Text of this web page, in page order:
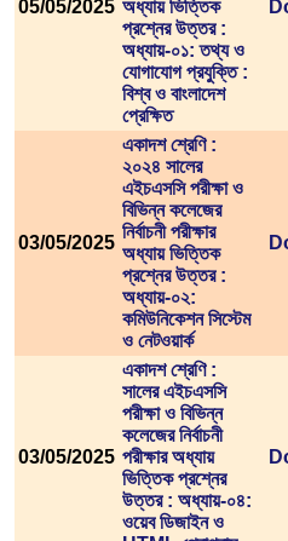
05/05/2025 অধ্যায় ভিত্তিক
প্রশ্নের উত্তর :
অধ্যায়-০১: তথ্য ও
যোগাযোগ প্রযুক্তি :
বিশ্ব ও বাংলাদেশ
প্রেক্ষিত
03/05/2025
একাদশ শ্রেণি :
২০২৪ সালের
এইচএসসি পরীক্ষা ও
বিভিন্ন কলেজের
নির্বাচনী পরীক্ষার
অধ্যায় ভিত্তিক
প্রশ্নের উত্তর :
অধ্যায়-০২:
কমিউনিকেশন সিস্টেম
ও নেটওয়ার্ক
03/05/2025
একাদশ শ্রেণি :
সালের এইচএসসি
পরীক্ষা ও বিভিন্ন
কলেজের নির্বাচনী
পরীক্ষার অধ্যায়
ভিত্তিক প্রশ্নের
উত্তর : অধ্যায়-০৪:
ওয়েব ডিজাইন ও